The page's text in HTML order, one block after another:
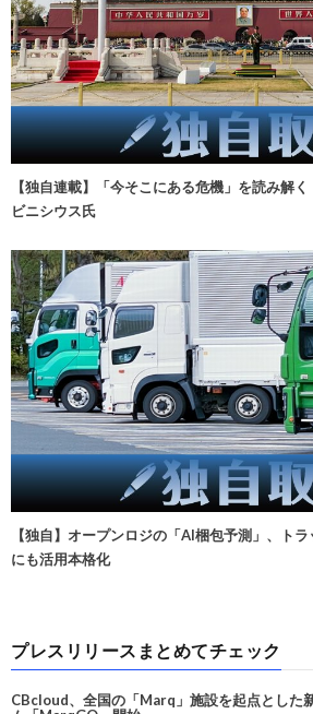
【独自連載】「今そこにある危機」を読み解
ビニシウス氏
【独自】オープンロジの「AI梱包予測」、ト
にも活用本格化
プレスリリースまとめてチェック
CBcloud、全国の「Marq」施設を起点とした